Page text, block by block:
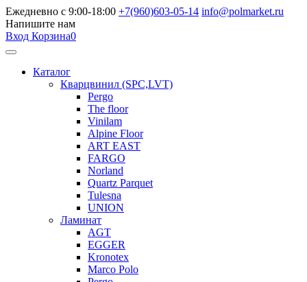
Ежедневно с 9:00-18:00 +7(960)603-05-14 info@polmarket.ru
Напишите нам
Вход Корзина0
Каталог
Кварцвинил (SPC,LVT)
Pergo
The floor
Vinilam
Alpine Floor
ART EAST
FARGO
Norland
Quartz Parquet
Tulesna
UNION
Ламинат
AGT
EGGER
Kronotex
Marco Polo